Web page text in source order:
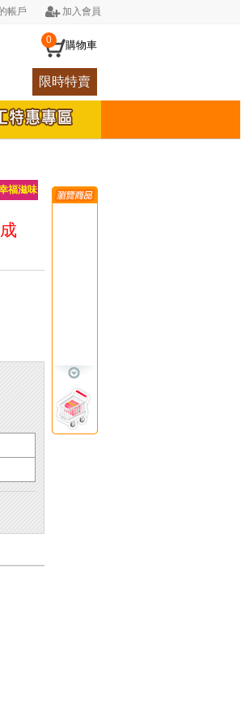
帳戶 加入會員
0 購物車
限時特賣
福滋味